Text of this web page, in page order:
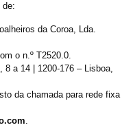
de:
da Coroa, Lda.
o n.º T2520.0.
a 14 | 1200-176 – Lisboa,
da chamada para rede fixa